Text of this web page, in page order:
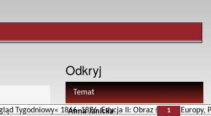
Odkryj
Temat
1
Anna Janicka